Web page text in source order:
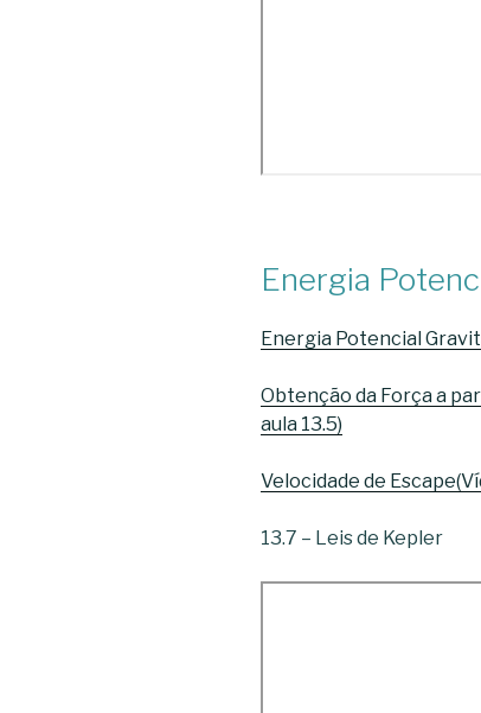
Energia
Energia Potencial
Obtenção da Força a
aula 13.5)
Velocidade de
13.7 – Leis de Kepler